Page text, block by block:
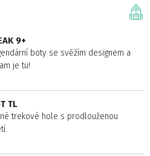
9+
boty se svěžím designem a
je tu!
TL
trekové hole s prodlouženou